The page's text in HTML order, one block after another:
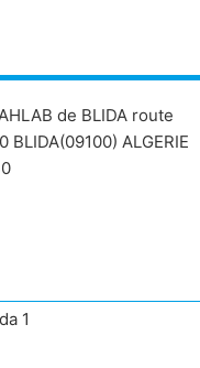
de BLIDA route
BLIDA(09100) ALGERIE
1